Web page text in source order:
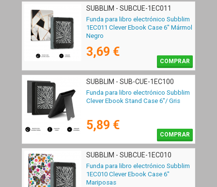
SUBBLIM - SUBCUE-1EC011
Funda para libro electrónico Subblim
1EC011 Clever Ebook Case 6" Mármol
Negro
3,69 €
COMPRAR
SUBBLIM - SUB-CUE-1EC100
Funda para libro electrónico Subblim
Clever Ebook Stand Case 6"/ Gris
5,89 €
COMPRAR
SUBBLIM - SUBCUE-1EC010
Funda para libro electrónico Subblim
1EC010 Clever Ebook Case 6"
Mariposas